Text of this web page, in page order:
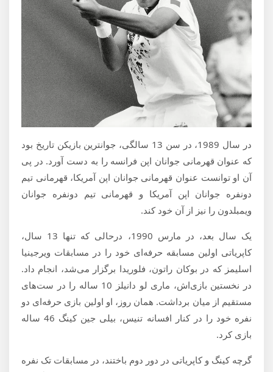
در سال 1989، در سن 13 سالگی، جوانترین بازیکن تاریخ بود
که عنوان قهرمانی جوانان اپن فرانسه را به دست آورد. در پی
آن او توانست عنوان قهرمانی جوانان اپن آمریکا، قهرمانی تیم
دونفره جوانان اپن آمریکا و قهرمانی تیم دونفره جوانان
ویمبلدون را نیز از آن خود کند.
یک سال بعد، در مارس 1990، درحالی که تنها 13 سال،
کاپریاتی اولین مسابقه حرفه‌ای خود را در مسابقات ویرجینیا
اسلیمز که در بوکان راتون، فلوریدا برگزار می‌شد، انجام داد.
در نخستین بازی‌اش، ماری لو دانیلز 10 ساله را در ست‌های
مستقیم از میان برداشت. همان روز، او اولین بازی حرفه‌ای دو
نفره خود را در کنار افسانه تنیس، بیلی جین کینگ 46 ساله
بازی کرد.
گرچه کینگ و کاپریاتی در دور دوم باختند، در مسابقات تک نفره